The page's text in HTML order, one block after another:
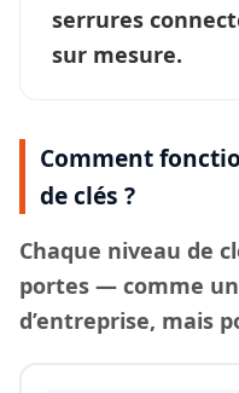
serrures
sur mesure.
Comment
de clés ?
Chaque niveau de
portes — comme
d’entreprise, mais